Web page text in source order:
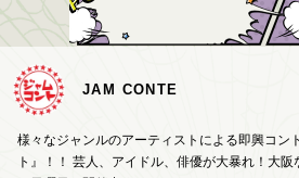
JAM CONTE
様々なジャンルのアーティストによる即興コン
ト』！！ 芸人、アイドル、俳優が大暴れ！大